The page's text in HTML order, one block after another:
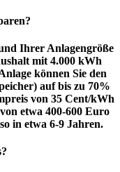
Ihrer Anlagengröße
mit 4.000 kWh
können Sie den
) auf bis zu 70%
von 35 Cent/kWh
etwa 400-600 Euro
in etwa 6-9 Jahren.